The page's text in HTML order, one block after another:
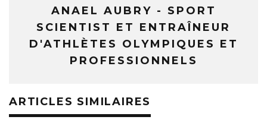
ANAEL AUBRY - SPORT
SCIENTIST ET ENTRAÎNEUR
D'ATHLÈTES OLYMPIQUES ET
PROFESSIONNELS
ARTICLES SIMILAIRES